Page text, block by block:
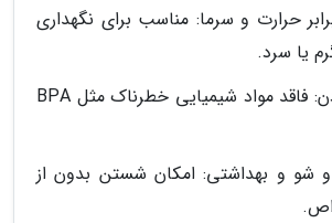
حرارت و سرما: مناسب برای نگهداری
یا سرد.
غیر سمی بودن: فاقد مواد شیمیایی خطرناک مثل BPA
و بهداشتی: امکان شستن بدون از